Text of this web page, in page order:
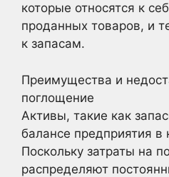
которые относятся к
проданных товаров, и
к запасам.
Преимущества и
поглощение
Активы, такие как
балансе предприятия в
Поскольку затраты на
распределяют